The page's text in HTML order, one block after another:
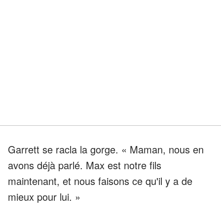
Garrett se racla la gorge. « Maman, nous en
avons déjà parlé. Max est notre fils
maintenant, et nous faisons ce qu'il y a de
mieux pour lui. »